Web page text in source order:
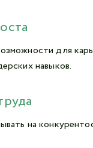
для
навыков.
на